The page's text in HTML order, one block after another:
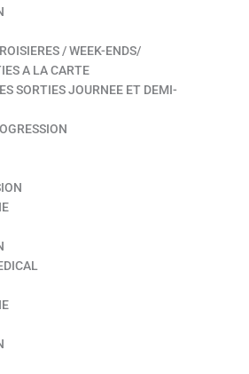
/ WEEK-ENDS/
A LA CARTE
SORTIES JOURNEE ET DEMI-